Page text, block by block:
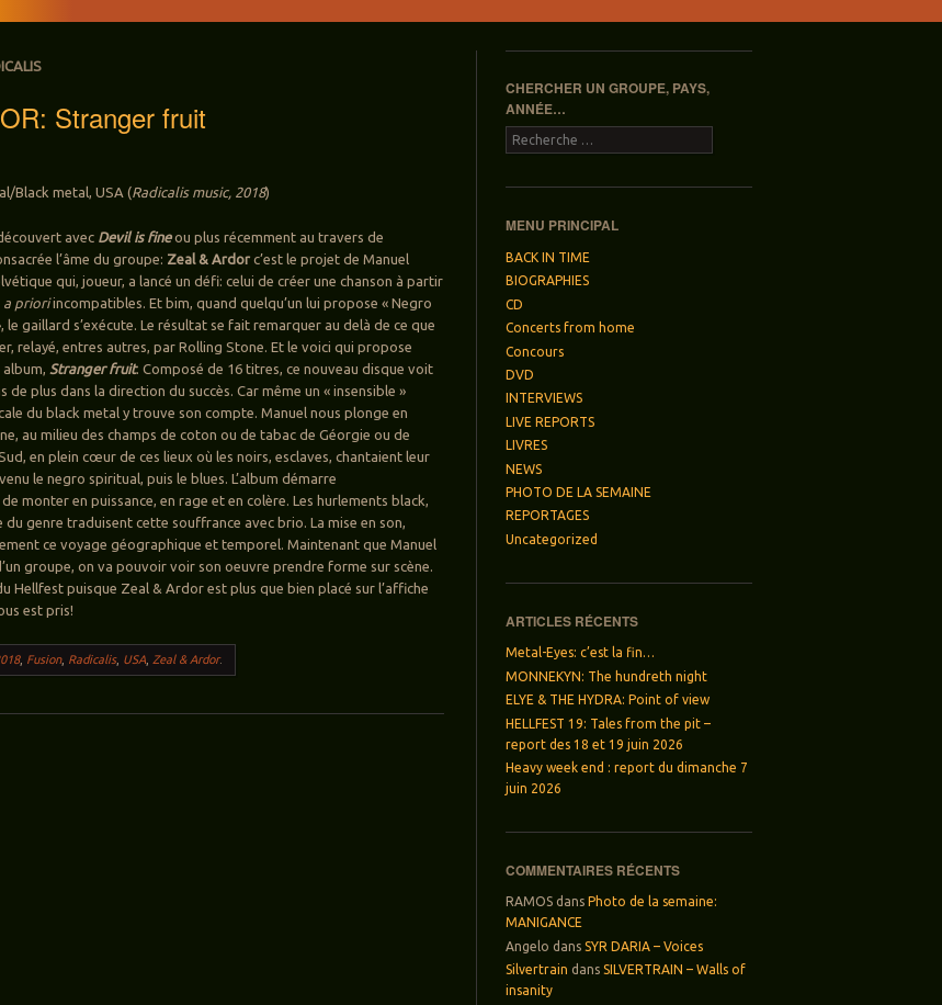
Stranger fruit
Black metal, USA (Radicalis music, 2018)
avec Devil is fineou plus récemment au travers de
l’âme du groupe: Zeal & Ardorc’est le projet de Manuel
qui, joueur, a lancé un défi: celui de créer une chanson à partir
a prioriincompatibles. Et bim, quand quelqu’un lui propose « Negro
le gaillard s’exécute. Le résultat se fait remarquer au delà de ce que
relayé, entres autres, par Rolling Stone. Et le voici qui propose
album, Stranger fruit. Composé de 16 titres, ce nouveau disque voit
de plus dans la direction du succès. Car même un « insensible »
du black metal y trouve son compte. Manuel nous plonge en
au milieu des champs de coton ou de tabac de Géorgie ou de
en plein cœur de ces lieux où les noirs, esclaves, chantaient leur
le negro spiritual, puis le blues. L’album démarre
monter en puissance, en rage et en colère. Les hurlements black,
du genre traduisent cette souffrance avec brio. La mise en son,
ce voyage géographique et temporel. Maintenant que Manuel
groupe, on va pouvoir voir son oeuvre prendre forme sur scène.
Hellfest puisque Zeal & Ardor est plus que bien placé sur l’affiche
est pris!
, Fusion, Radicalis, USA Zeal & Ardor.
CHERCHER UN GROUPE, PAYS,
ANNÉE…
Recherche
MENU PRINCIPAL
BACK IN TIME
BIOGRAPHIES
CD
Concerts from home
Concours
DVD
INTERVIEWS
LIVE REPORTS
LIVRES
NEWS
PHOTO DE LA SEMAINE
REPORTAGES
Uncategorized
ARTICLES RÉCENTS
Metal-Eyes: c’est la fin…
MONNEKYN: The hundreth night
ELYE & THE HYDRA: Point of view
HELLFEST 19: Tales from the pit –
report des 18 et 19 juin 2026
Heavy week end : report du dimanche 7
juin 2026
COMMENTAIRES RÉCENTS
RAMOS dans Photo de la semaine:
MANIGANCE
Angelo dansSYR DARIA – Voices
Silvertrain dansSILVERTRAIN – Walls of
insanity